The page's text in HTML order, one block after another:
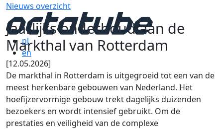
nl
en
Nieuws overzicht
Jaarlijks onderhoud aan de
Markthal van Rotterdam
[12.05.2026]
De markthal in Rotterdam is uitgegroeid tot een van de
meest herkenbare gebouwen van Nederland. Het
hoefijzervormige gebouw trekt dagelijks duizenden
bezoekers en wordt intensief gebruikt. Om de
prestaties en veiligheid van de complexe